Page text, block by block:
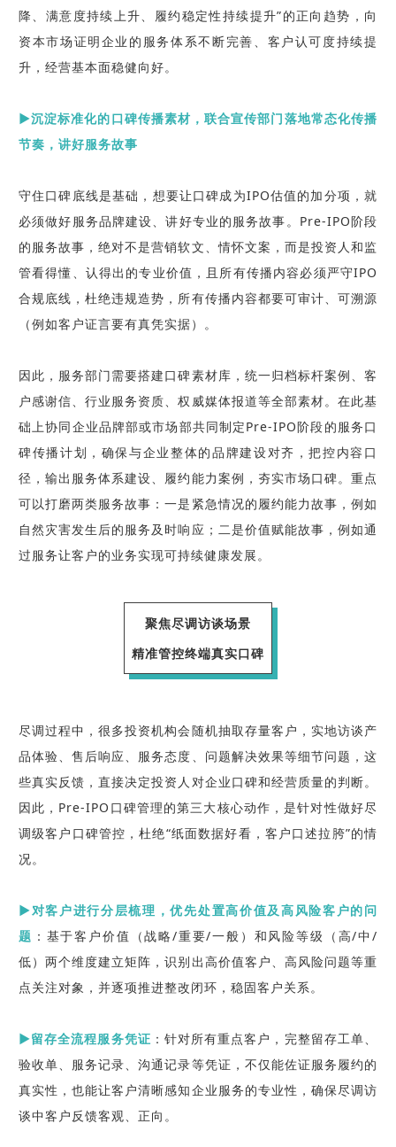
降、满意度持续上升、履约稳定性持续提升”的正向趋势，向
资本市场证明企业的服务体系不断完善、客户认可度持续提
升，经营基本面稳健向好。
▶沉淀标准化的口碑传播素材，联合宣传部门落地常态化传播
节奏，讲好服务故事
守住口碑底线是基础，想要让口碑成为IPO估值的加分项，就
必须做好服务品牌建设、讲好专业的服务故事。Pre-IPO阶段
的服务故事，绝对不是营销软文、情怀文案，而是投资人和监
管看得懂、认得出的专业价值，且 所有传播内容必须严守IPO
合规底线 ，杜绝违规造势，所有传播内容都要可审计、可溯源
（例如客户证言要有真凭实据）。
因此，服务部门需要搭建口碑素材库，统一归档标杆案例、客
户感谢信、行业服务资质、权威媒体报道等全部素材。在此基
础上协同企业品牌部或市场部共同制定Pre-IPO阶段的服务口
碑传播计划，确保与企业整体的品牌建设对齐，把控内容口
径，输出服务体系建设、履约能力案例，夯实市场口碑。重点
可以打磨两类服务故事：一是紧急情况的履约能力故事 ，例如
自然灾害发生后的服务及时响应； 二是价值赋能故事 ，例如通
过服务让客户的业务实现可持续健康发展。
聚焦尽调访谈场景
精准管控终端真实口碑
尽调过程中，很多投资机构会随机抽取存量客户，实地访谈产
品体验、售后响应、服务态度、问题解决效果等细节问题，这
些真实反馈，直接决定投资人对企业口碑和经营质量的判断。
因此，Pre-IPO口碑管理的第三大核心动作，是针对性做好尽
调级客户口碑管控，杜绝“纸面数据好看，客户口述拉胯”的情
况。
▶对客户进行分层梳理，优先处置高价值及高风险客户的问
题 ：基于客户价值（战略/重要/一般）和风险等级（高/中/
低）两个维度建立矩阵，识别出高价值客户、高风险问题等重
点关注对象，并逐项推进整改闭环，稳固客户关系。
▶留存全流程服务凭证 ：针对所有重点客户，完整留存工单、
验收单、服务记录、沟通记录等凭证，不仅能佐证服务履约的
真实性，也能让客户清晰感知企业服务的专业性，确保尽调访
谈中客户反馈客观、正向。